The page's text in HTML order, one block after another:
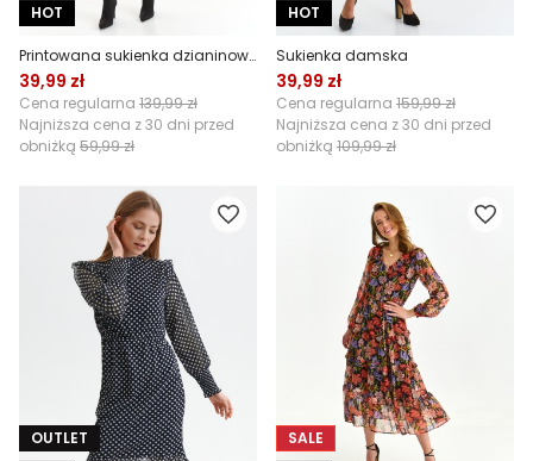
HOT
Printowana sukienka dzianinowa
39,99 zł
Cena regularna 139,99 zł
Najniższa cena z 30 dni przed
obniżką 59,99 zł
HOT
Sukienka damska
39,99 zł
Cena regularna 159,99 zł
Najniższa cena z 30 dni przed
obniżką 109,99 zł
OUTLET
SALE